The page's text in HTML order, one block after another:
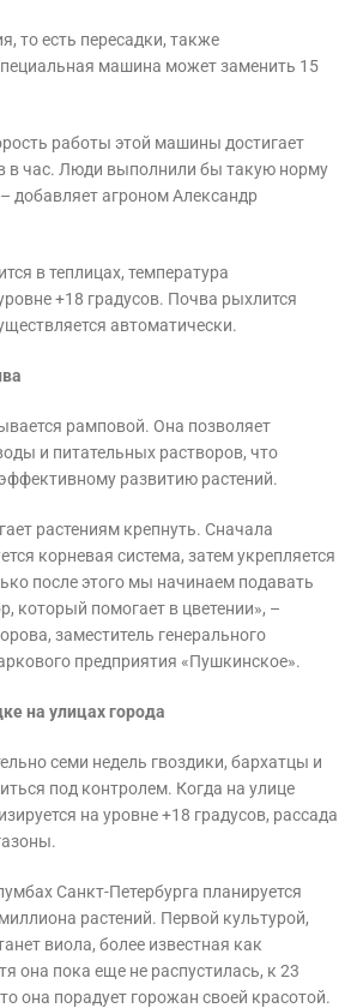
то есть пересадки, также
машина может заменить 15
работы этой машины достигает
в час. Люди выполнили бы такую норму
добавляет агроном Александр
в теплицах, температура
+18 градусов. Почва рыхлится
автоматически.
рамповой. Она позволяет
и питательных растворов, что
развитию растений.
растениям крепнуть. Сначала
корневая система, затем укрепляется
после этого мы начинаем подавать
который помогает в цветении», –
заместитель генерального
предприятия «Пушкинское».
на улицах города
семи недель гвоздики, бархатцы и
под контролем. Когда на улице
на уровне +18 градусов, рассада
Санкт-Петербурга планируется
растений. Первой культурой,
виола, более известная как
она пока еще не распустилась, к 23
она порадует горожан своей красотой.